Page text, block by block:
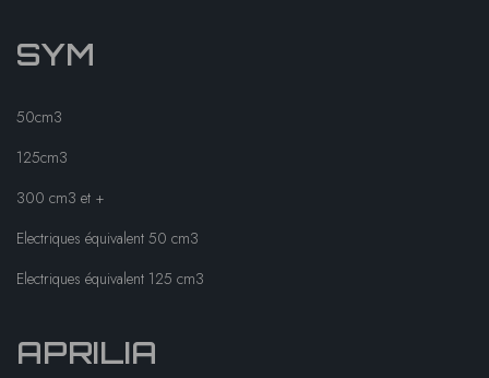
SYM
50cm3
125cm3
300 cm3 et +
Electriques équivalent 50 cm3
Electriques équivalent 125 cm3
APRILIA